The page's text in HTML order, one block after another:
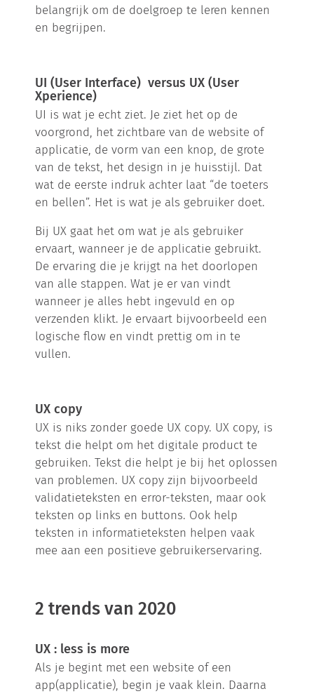
belangrijk om de doelgroep te leren kennen
en begrijpen.
UI (User Interface) versus UX (User
Xperience)
UI is wat je echt ziet. Je ziet het op de
voorgrond, het zichtbare van de website of
applicatie, de vorm van een knop, de grote
van de tekst, het design in je huisstijl. Dat
wat de eerste indruk achter laat “de toeters
en bellen”. Het is wat je als gebruiker doet.
Bij UX gaat het om wat je als gebruiker
ervaart, wanneer je de applicatie gebruikt.
De ervaring die je krijgt na het doorlopen
van alle stappen. Wat je er van vindt
wanneer je alles hebt ingevuld en op
verzenden klikt. Je ervaart bijvoorbeeld een
logische flow en vindt prettig om in te
vullen.
UX copy
UX is niks zonder goede UX copy. UX copy, is
tekst die helpt om het digitale product te
gebruiken. Tekst die helpt je bij het oplossen
van problemen. UX copy zijn bijvoorbeeld
validatieteksten en error-teksten, maar ook
teksten op links en buttons. Ook help
teksten in informatieteksten helpen vaak
mee aan een positieve gebruikerservaring.
2 trends van 2020
UX : less is more
Als je begint met een website of een
app(applicatie), begin je vaak klein. Daarna